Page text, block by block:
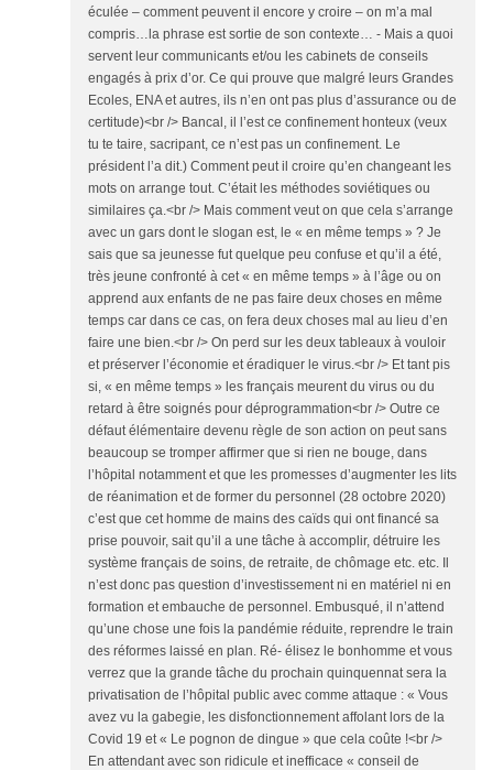
éculée – comment peuvent il encore y croire – on m’a mal
compris…la phrase est sortie de son contexte… - Mais a quoi
servent leur communicants et/ou les cabinets de conseils
engagés à prix d’or. Ce qui prouve que malgré leurs Grandes
Ecoles, ENA et autres, ils n’en ont pas plus d’assurance ou de
certitude)<br /> Bancal, il l’est ce confinement honteux (veux
tu te taire, sacripant, ce n’est pas un confinement. Le
président l’a dit.) Comment peut il croire qu’en changeant les
mots on arrange tout. C’était les méthodes soviétiques ou
similaires ça.<br /> Mais comment veut on que cela s’arrange
avec un gars dont le slogan est, le « en même temps » ? Je
sais que sa jeunesse fut quelque peu confuse et qu’il a été,
très jeune confronté à cet « en même temps » à l’âge ou on
apprend aux enfants de ne pas faire deux choses en même
temps car dans ce cas, on fera deux choses mal au lieu d’en
faire une bien.<br /> On perd sur les deux tableaux à vouloir
et préserver l’économie et éradiquer le virus.<br /> Et tant pis
si, « en même temps » les français meurent du virus ou du
retard à être soignés pour déprogrammation<br /> Outre ce
défaut élémentaire devenu règle de son action on peut sans
beaucoup se tromper affirmer que si rien ne bouge, dans
l’hôpital notamment et que les promesses d’augmenter les lits
de réanimation et de former du personnel (28 octobre 2020)
c’est que cet homme de mains des caïds qui ont financé sa
prise pouvoir, sait qu’il a une tâche à accomplir, détruire les
système français de soins, de retraite, de chômage etc. etc. Il
n’est donc pas question d’investissement ni en matériel ni en
formation et embauche de personnel. Embusqué, il n’attend
qu’une chose une fois la pandémie réduite, reprendre le train
des réformes laissé en plan. Ré- élisez le bonhomme et vous
verrez que la grande tâche du prochain quinquennat sera la
privatisation de l’hôpital public avec comme attaque : « Vous
avez vu la gabegie, les disfonctionnement affolant lors de la
Covid 19 et « Le pognon de dingue » que cela coûte !<br />
En attendant avec son ridicule et inefficace « conseil de